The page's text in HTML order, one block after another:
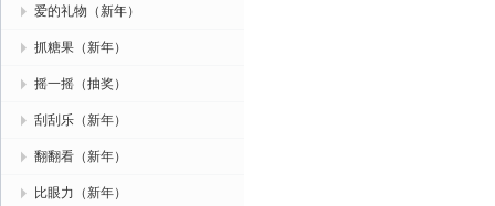
爱的礼物（新年）
抓糖果（新年）
摇一摇（抽奖）
刮刮乐（新年）
翻翻看（新年）
比眼力（新年）